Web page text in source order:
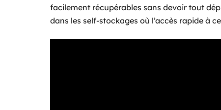
facilement récupérables sans devoir tout
dans les self-stockages où l’accès rapide à